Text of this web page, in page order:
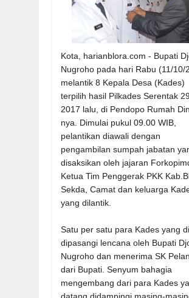
Kota, harianblora.com - Bupati
Nugroho pada hari Rabu (11/10/
melantik 8 Kepala Desa (Kades)
terpilih hasil Pilkades Serentak
2017 lalu, di Pendopo Rumah
nya. Dimulai pukul 09.00 WIB,
pelantikan diawali dengan
pengambilan sumpah jabatan
disaksikan oleh jajaran
Ketua Tim Penggerak PKK
Sekda, Camat dan keluarga
yang dilantik.
Satu per satu para Kades yang
dipasangi lencana oleh Bupati
Nugroho dan menerima SK
dari Bupati. Senyum bahagia
mengembang dari para Kades
datang didampingi masing-